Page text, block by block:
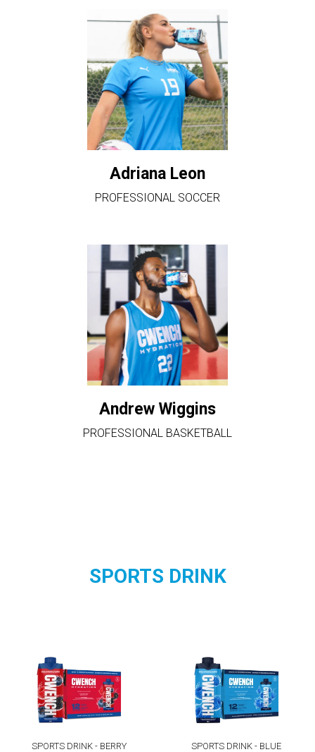
Adriana Leon
PROFESSIONAL SOCCER
Andrew Wiggins
PROFESSIONAL BASKETBALL
SPORTS DRINK
SPORTS DRINK - BERRY
SPORTS DRINK - BLUE